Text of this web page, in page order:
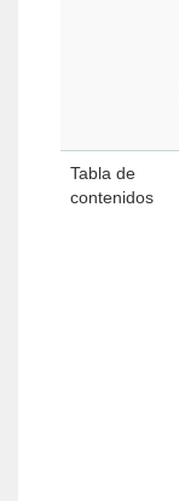
Tabla de
contenidos